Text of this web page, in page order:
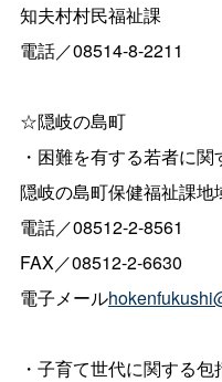
知夫村村民福祉課
電話／08514-8-2211
☆隠岐の島町
・困難を有する若者に関
隠岐の島町保健福祉課地
電話／08512-2-8561
FAX／08512-2-6630
電子メール
・子育て世代に関する